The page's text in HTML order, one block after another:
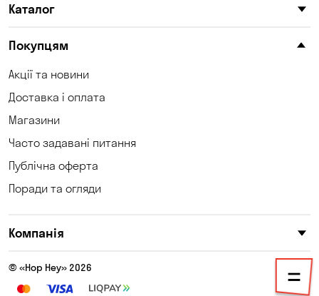
Юрівка
Каталог
Покупцям
Акції та новини
Доставка і оплата
Магазини
Часто задавані питання
Публічна оферта
Поради та огляди
Компанія
© «Hop Hey» 2026